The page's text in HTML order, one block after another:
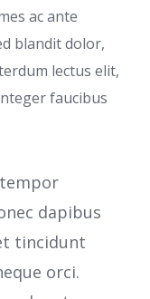
ac ante
blandit dolor,
lectus elit,
faucibus
dapibus
tincidunt
orci.